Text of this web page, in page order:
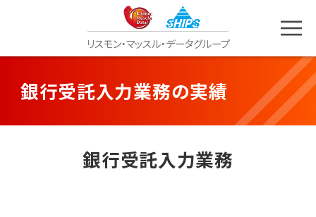
リスモン・マッスル・データグループ
銀行受託入力業務の実績
銀行受託入力業務